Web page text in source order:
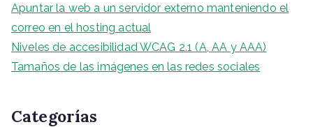
Apuntar la web a un servidor externo manteniendo el
correo en el hosting actual
Niveles de accesibilidad WCAG 2.1 (A, AA y AAA)
Tamaños de las imágenes en las redes sociales
Categorías